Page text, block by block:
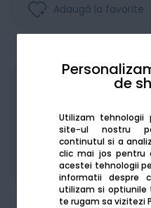
de
Utilizam tehnologii
site-ul nostru
continutul si a
clic mai jos pentru
acestei tehnologii
informatii despre
utilizam si optiunile
te rugam sa vizitezi
Adaugă la favorite
Achiziționat în rate
De la: 2034.75Lei /